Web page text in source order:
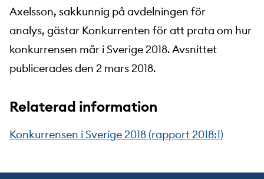
Axelsson, sakkunnig på avdelningen för
analys, gästar Konkurrenten för att prata om hur
konkurrensen mår i Sverige 2018. Avsnittet
publicerades den 2 mars 2018.
Relaterad information
Konkurrensen i Sverige 2018 (rapport 2018:1)